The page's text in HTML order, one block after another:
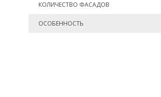
КОЛИЧЕСТВО ФАСАДОВ
ОСОБЕННОСТЬ